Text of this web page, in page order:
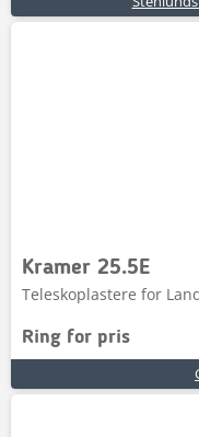
Kramer 25.5E
Teleskoplastere for
Ring for pris